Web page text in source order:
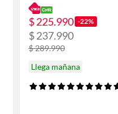
$ 225.990 -22%
$ 237.990
$ 289.990
Llega mañana